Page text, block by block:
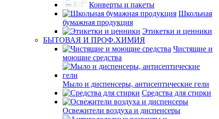
Конверты и пакеты
Школьная
бумажная продукция
Этикетки и ценники
БЫТОВАЯ И ПРОФ.ХИМИЯ
Чистящие и
моющие средства
Мыло и диспенсеры, антисептические гели
Средства для стирки
Освежители воздуха и диспенсеры